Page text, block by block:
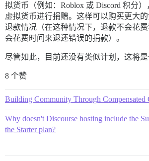
拟货币（例如：Roblox 或 Discord 积分
虚拟货币进行捐赠。这样可以购买更大
退款情况（在这种情况下，退款不会花
会花费时间来退还错误的捐款）。
尽管如此，目前还没有类似计划，这将是
8 个赞
Building Community Through Compensated
Why doesn't Discourse hosting include the
the Starter plan?